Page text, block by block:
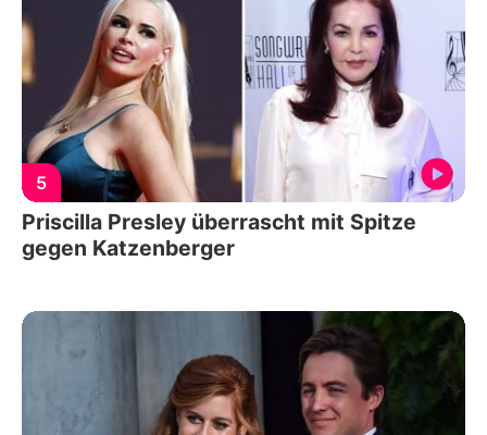
5
Priscilla Presley überrascht mit Spitze
gegen Katzenberger